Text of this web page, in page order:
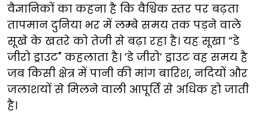
वैज्ञानिकों का कहना है कि वैश्विक स्तर पर बढ़ता
तापमान दुनिया भर में लम्बे समय तक पड़ने वाले
सूखे के खतरे को तेजी से बढ़ा रहा है। यह सूखा “डे
जीरो ड्राउट" कहलाता है। ‘डे जीरो’ ड्राउट वह समय है
जब किसी क्षेत्र में पानी की मांग बारिश, नदियों और
जलाशयों से मिलने वाली आपूर्ति से अधिक हो जाती
है।